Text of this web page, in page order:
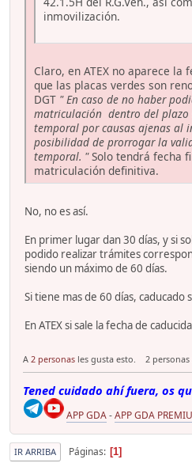
inmovilización.
Claro, en ATEX no aparece la
que las placas verdes son
DGT " En caso de no haber
matriculación dentro del plazo
temporal por causas ajenas al
posibilidad de prorrogar la
temporal. "Solo tendrá fecha
matriculación definitiva.
No, no es así.
En primer lugar dan 30 días, y si
podido realizar trámites
siendo un máximo de 60 días.
Si tiene mas de 60 días, caducado
En ATEX si sale la fecha de
A 2 personas les gusta esto. 2
Tened cuidado ahí fuera, os
APP GDA-APP GDA
IR ARRIBA Páginas 1